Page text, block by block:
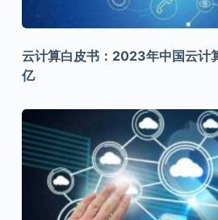
云计算白皮书：2023年中国云
亿